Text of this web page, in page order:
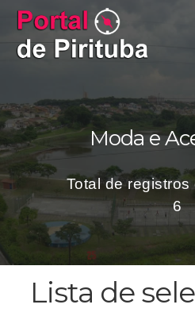
Moda e
Total de
6
Lista de